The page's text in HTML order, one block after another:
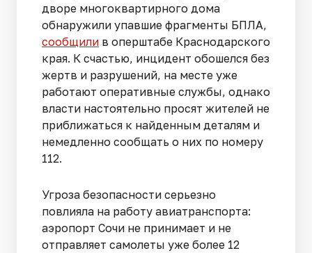
дворе многоквартирного дома
обнаружили упавшие фрагменты БПЛА,
сообщили в оперштабе Краснодарского
края. К счастью, инцидент обошелся без
жертв и разрушений, на месте уже
работают оперативные службы, однако
власти настоятельно просят жителей не
приближаться к найденным деталям и
немедленно сообщать о них по номеру
112.
Угроза безопасности серьезно
повлияла на работу авиатранспорта:
аэропорт Сочи не принимает и не
отправляет самолеты уже более 12